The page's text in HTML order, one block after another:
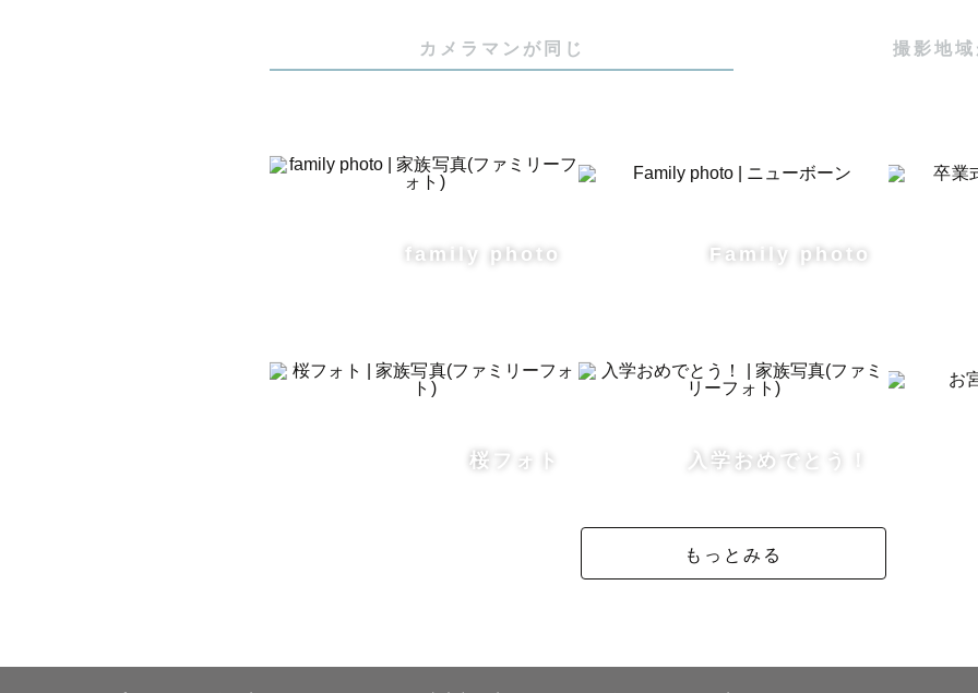
「大切な人と向かい合う私はこんな表情なんだ」
「ママの肩越しの子供の顔、こんなに可愛かったんだ」
あたたかな《いま》だけの空気感をしっかり閉じ込めて、心を込
8歳のゴジラ好き男子👦を育てる母です。
毎日バタバタしながらも、
「今しかない時間」を大切にしたいと思っています🫶
撮るだけでなく“気持ちに寄り添う撮影”を心がけています。
カメラマンが同じ 撮影地
family photo Family photo
桜フォト 入学おめでとう！
もっとみる